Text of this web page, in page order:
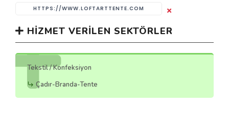
HTTPS://WWW.LOFTARTTENTE.COM
HIZMET VERILEN SEKTÖRLER
Tekstil / Konfeksiyon
Çadır-Branda-Tente